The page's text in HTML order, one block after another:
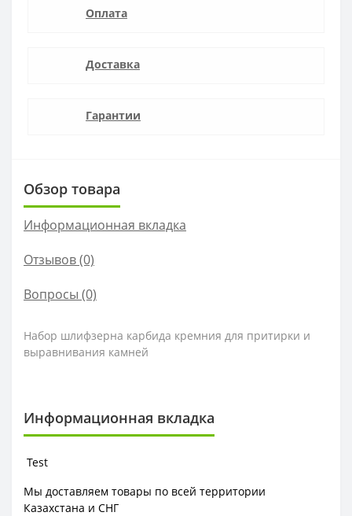
Оплата
Доставка
Гарантии
Обзор товара
Информационная вкладка
Отзывов (0)
Вопросы (0)
Набор шлифзерна карбида кремния для притирки и
выравнивания камней
Информационная вкладка
Test
Мы доставляем товары по всей территории
Казахстана и СНГ